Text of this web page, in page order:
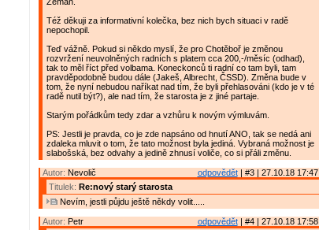
Též děkuji za informativní kolečka, bez nich bych situaci v radě
nepochopil.
Teď vážně. Pokud si někdo myslí, že pro Chotěboř je změnou
rozvržení neuvolněných radních s platem cca 200,-/měsíc (odhad),
tak to měl říct před volbama. Koneckonců ti radní co tam byli, tam
pravděpodobně budou dále (Jakeš, Albrecht, ČSSD). Změna bude v
tom, že nyní nebudou naříkat nad tím, že byli přehlasováni (kdo je v té
radě nutil být?), ale nad tím, že starosta je z jiné partaje.
Starým pořádkům tedy zdar a vzhůru k novým výmluvám.
PS: Jestli je pravda, co je zde napsáno od hnutí ANO, tak se nedá ani
zdaleka mluvit o tom, že tato možnost byla jediná. Vybraná možnost je
slabošská, bez odvahy a jedině zhnusí voliče, co si přáli změnu.
odpovědět| #3 | 27.10.18 17:47
Autor: Nevolič
Titulek: Re:nový starý starosta
Nevím, jestli půjdu ještě někdy volit.....
odpovědět| #4 | 27.10.18 17:58
Autor: Petr